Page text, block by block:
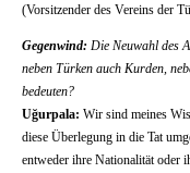
(Vorsitzender des Vereins der
Gegenwind: Die Neuwahl des
neben Türken auch Kurden,
bedeuten?
Uğurpala: Wir sind meines
diese Überlegung in die Tat
entweder ihre Nationalität oder